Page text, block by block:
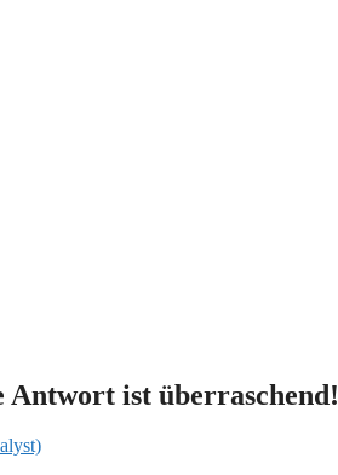
Antwort ist überraschend!